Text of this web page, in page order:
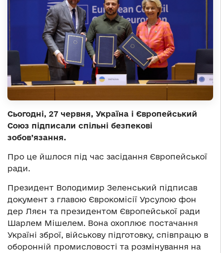
Сьогодні, 27 червня, Україна і Європейський
Союз підписали спільні безпекові
зобов’язання.
Про це йшлося під час засідання Європейської
ради.
Президент Володимир Зеленський підписав
документ з главою Єврокомісії Урсулою фон
дер Ляєн та президентом Європейської ради
Шарлем Мішелем. Вона охоплює постачання
Україні зброї, військову підготовку, співпрацю в
оборонній промисловості та розмінування на